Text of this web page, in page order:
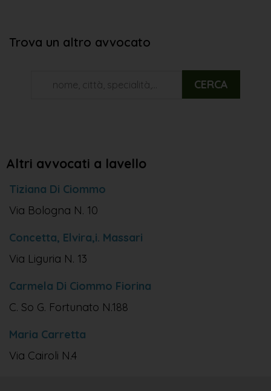
Trova un altro avvocato
CERCA
Altri avvocati a lavello
Tiziana Di Ciommo
Via Bologna N. 10
Concetta, Elvira,i. Massari
Via Liguria N. 13
Carmela Di Ciommo Fiorina
C. So G. Fortunato N.188
Maria Carretta
Via Cairoli N.4